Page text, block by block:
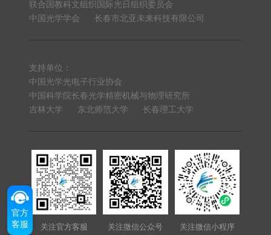
官方
客服
联合国教科文组织国际光日组织委员会
中国光学学会
长春市北亚未来科技有限公司
支持单位：
中国光学光电子行业协会
中国科学院长春光学精密机械与物理研究所
吉林大学
东北师范大学 长春理工大学
关注官方客服 关注微信公众号 关注微信小程序